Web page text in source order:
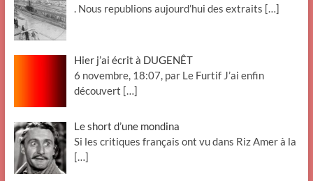
. Nous republions aujourd’hui des extraits […]
Hier j’ai écrit à DUGENÊT
6 novembre, 18:07, par Le Furtif J’ai enfin
découvert […]
Le short d’une mondina
Si les critiques français ont vu dans Riz Amer à la
[…]